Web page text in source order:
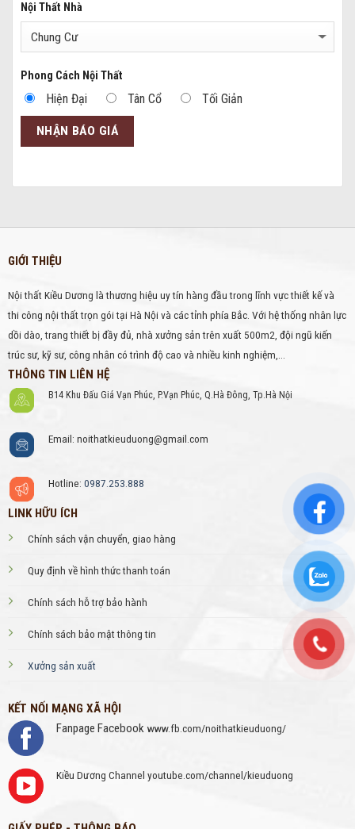
Nội Thất Nhà
Phong Cách Nội Thất
Hiện Đại Tân Cổ Tối Giản
GIỚI THIỆU
Nội thất Kiều Dương là thương hiệu uy tín hàng đầu trong lĩnh vực thiết kế và
thi công nội thất trọn gói tại Hà Nội và các tỉnh phía Bắc. Với hệ thống nhân lực
dồi dào, trang thiết bị đầy đủ, nhà xưởng sản trên xuất 500m2, đội ngũ kiến
trúc sư, kỹ sư, công nhân có trình độ cao và nhiều kinh nghiệm,...
THÔNG TIN LIÊN HỆ
B14 Khu Đấu Giá Vạn Phúc, P.Vạn Phúc, Q.Hà Đông, Tp.Hà Nội
Email: noithatkieuduong@gmail.com
Hotline: 0987.253.888
LINK HỮU ÍCH
Chính sách vận chuyển, giao hàng
Quy định về hình thức thanh toán
Chính sách hỗ trợ bảo hành
Chính sách bảo mật thông tin
Xưởng sản xuất
KẾT NỐI MẠNG XÃ HỘI
Fanpage Facebook www.fb.com/noithatkieuduong/
Kiều Dương Channel youtube.com/channel/kieuduong